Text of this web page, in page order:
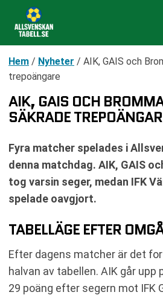
Hem / Nyheter / AIK, GAIS och
trepoängare
AIK, GAIS OCH
SÄKRADE
Fyra matcher spelades i
denna matchdag. AIK, GAIS
tog varsin seger, medan IFK
spelade oavgjort.
TABELLÄGE EFTER
Efter dagens matcher är det
halvan av tabellen. AIK går upp
29 poäng efter segern mot IFK